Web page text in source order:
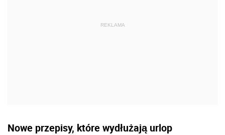
Nowe przepisy, które wydłużają urlop